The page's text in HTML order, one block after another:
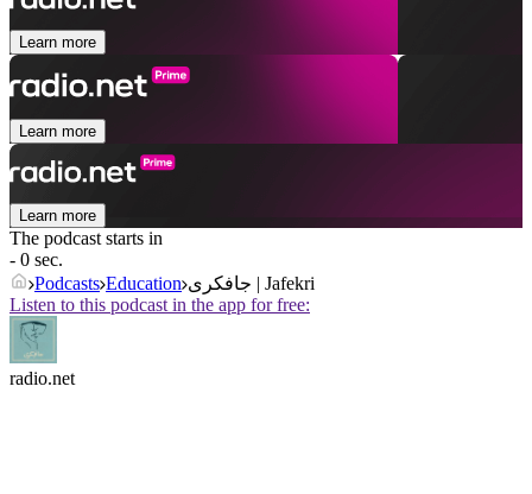
Learn more
Learn more
Learn more
The podcast starts in
- 0 sec.
Podcasts Education
جافکری | Jafekri
Listen to this podcast in the app for free:
radio.net